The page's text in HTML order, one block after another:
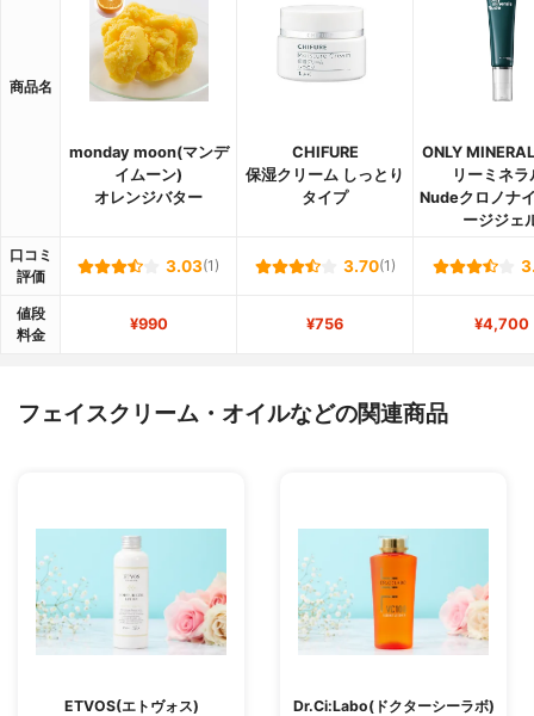
商品名
monday moon(マンデ
イムーン)
オレンジバター
CHIFURE
保湿クリーム しっとり
タイプ
ONLY
リーミネラ
Nudeクロノナ
ージジェ
口コミ
評価
3.03(1) 3.70(1)
値段
料金
¥990 ¥756 ¥4,700
フェイスクリーム・オイルなどの関連商品
ETVOS(エトヴォス)
Dr.Ci:Labo(ドクターシーラボ)